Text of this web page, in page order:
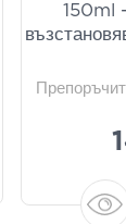
150ml